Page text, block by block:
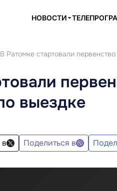
НОВОСТИ
В Ратомке стартовали
выездке
Поделиться в